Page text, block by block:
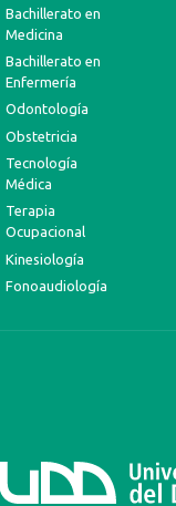
Bachillerato en
Medicina
Bachillerato en
Enfermería
Odontología
Obstetricia
Tecnología
Médica
Terapia
Ocupacional
Kinesiología
Fonoaudiología